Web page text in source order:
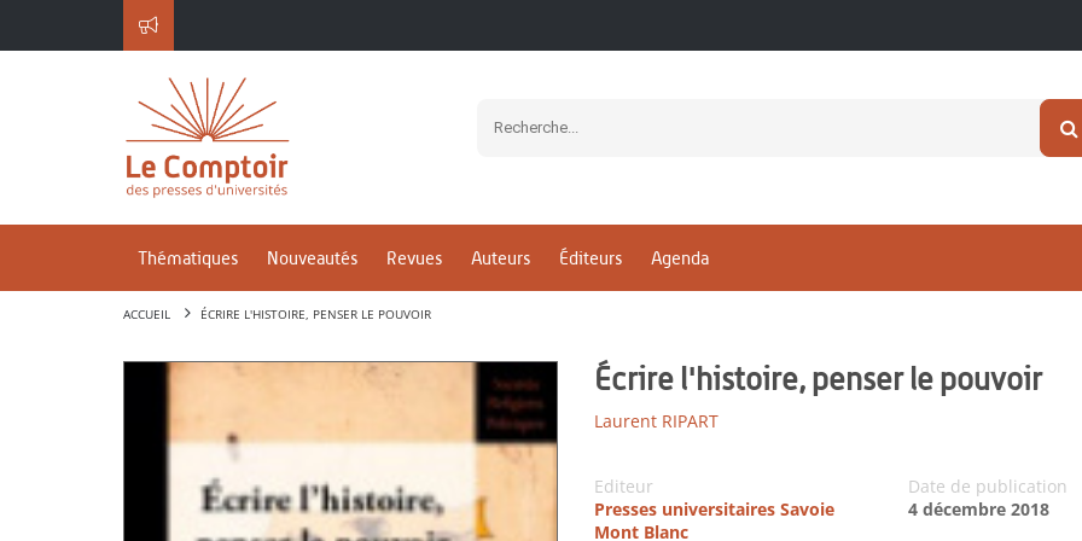
Thématiques Nouveautés Revues Auteurs Éditeurs Agenda
ACCUEIL ÉCRIRE L'HISTOIRE, PENSER LE POUVOIR
Écrire l'histoire, penser le pouvoir
Laurent RIPART
Editeur
Presses universitaires Savoie
Mont Blanc
Date de publication
4 décembre 2018